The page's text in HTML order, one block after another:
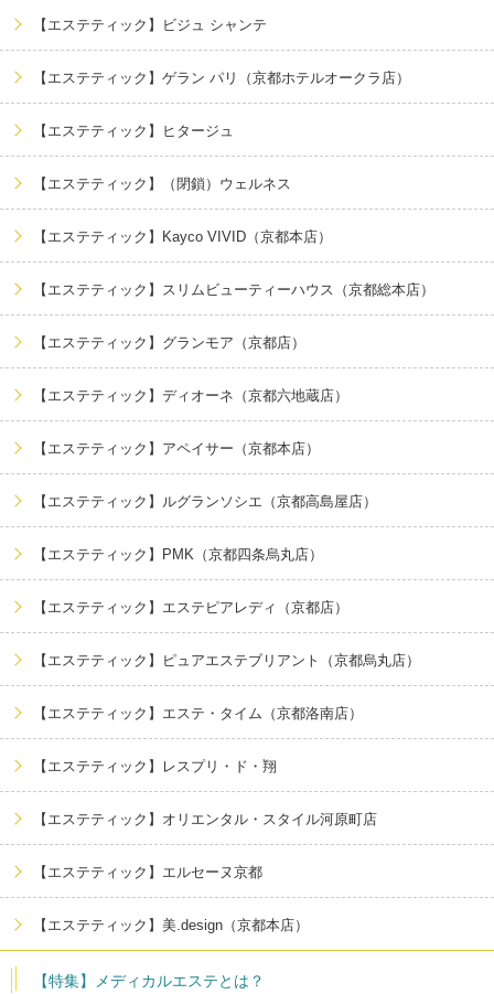
【エステティック】ビジュ シャンテ
【エステティック】ゲラン パリ（京都ホテルオークラ店）
【エステティック】ヒタージュ
【エステティック】（閉鎖）ウェルネス
【エステティック】Kayco VIVID（京都本店）
【エステティック】スリムビューティーハウス（京都総本店）
【エステティック】グランモア（京都店）
【エステティック】ディオーネ（京都六地蔵店）
【エステティック】アペイサー（京都本店）
【エステティック】ルグランソシエ（京都高島屋店）
【エステティック】PMK（京都四条烏丸店）
【エステティック】エステピアレディ（京都店）
【エステティック】ピュアエステブリアント（京都烏丸店）
【エステティック】エステ・タイム（京都洛南店）
【エステティック】レスプリ・ド・翔
【エステティック】オリエンタル・スタイル河原町店
【エステティック】エルセーヌ京都
【エステティック】美.design（京都本店）
【特集】メディカルエステとは？